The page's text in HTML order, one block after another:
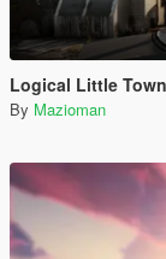
Logical Little
By Mazioman